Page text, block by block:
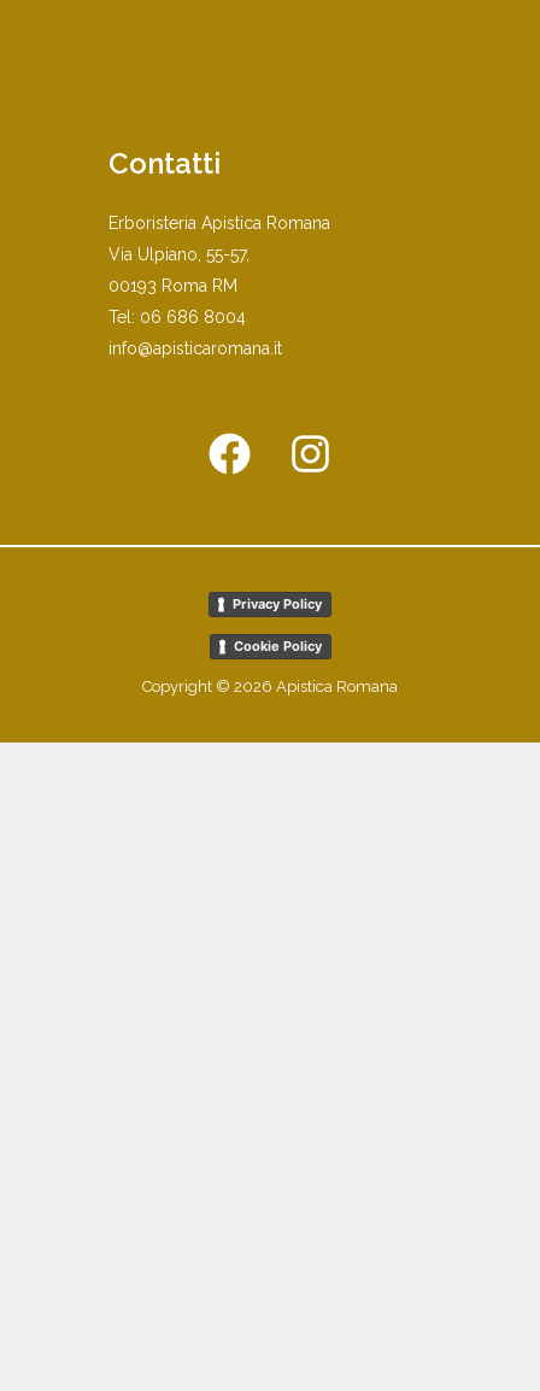
Contatti
Erboristeria Apistica Romana
Via Ulpiano, 55-57,
00193 Roma RM
Tel: 06 686 8004
info@apisticaromana.it
Privacy Policy
Cookie Policy
Copyright © 2026 Apistica Romana